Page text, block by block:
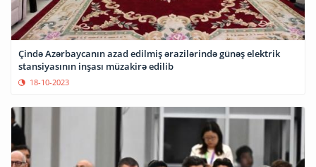
Çində Azərbaycanın azad edilmiş ərazilərində günəş elektrik
stansiyasının inşası müzakirə edilib
18-10-2023